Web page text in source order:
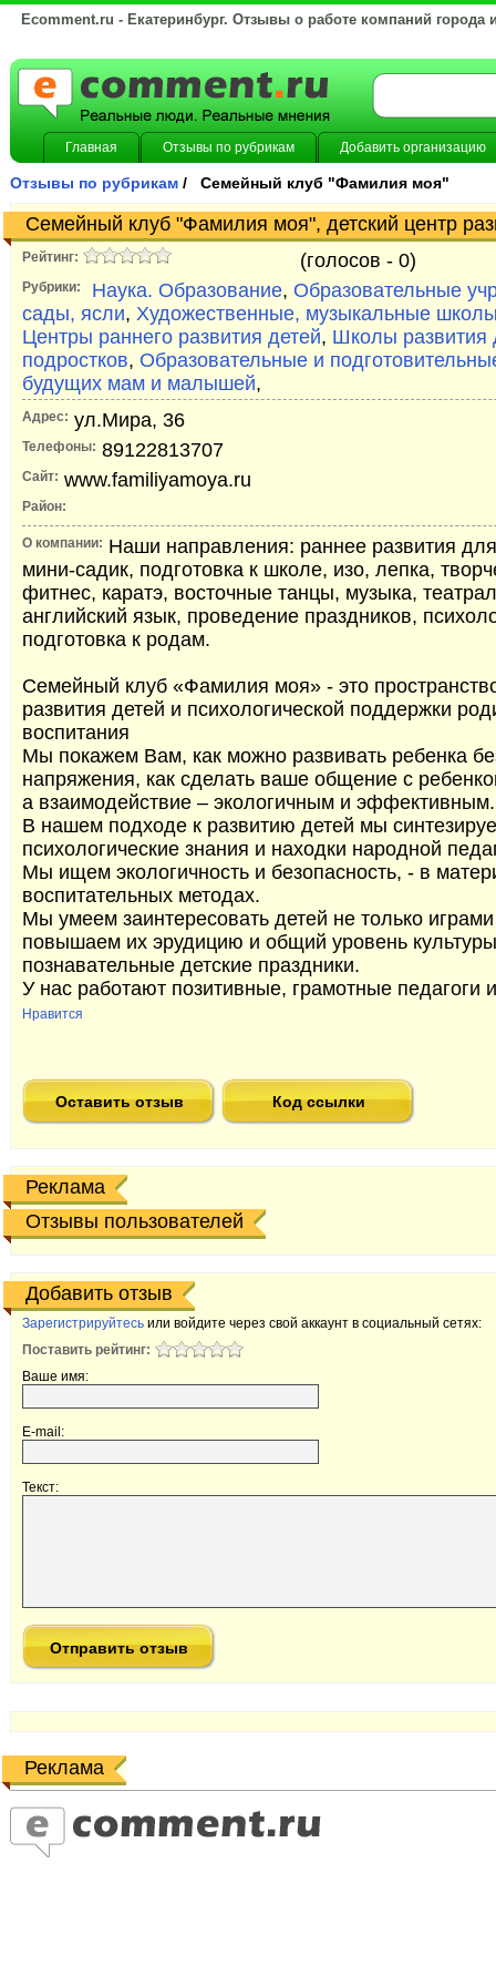
Ecomment.ru - Екатеринбург. Отзывы о работе компаний города
Главная Отзывы по рубрикам Добавить организацию
Отзывы по рубрикам / Семейный клуб "Фамилия моя"
Семейный клуб "Фамилия моя", детский центр
Рейтинг: (голосов - 0)
Рубрики: Наука. Образование, Образовательные
сады, ясли, Художественные, музыкальные
Центры раннего развития детей, Школы развития
подростков, Образовательные и
будущих мам и малышей,
Адрес: ул.Мира, 36
Телефоны: 89122813707
Сайт: www.familiyamoya.ru
Район:
О компании: Наши направления: раннее развития
мини-садик, подготовка к школе, изо, лепка,
фитнес, каратэ, восточные танцы, музыка,
английский язык, проведение праздников,
подготовка к родам.
Семейный клуб «Фамилия моя» - это
развития детей и психологической поддержки
воспитания
Мы покажем Вам, как можно развивать ребенка
напряжения, как сделать ваше общение с
а взаимодействие – экологичным и эффективным.
В нашем подходе к развитию детей мы
психологические знания и находки народной
Мы ищем экологичность и безопасность, - в
воспитательных методах.
Мы умеем заинтересовать детей не только
повышаем их эрудицию и общий уровень
познавательные детские праздники.
У нас работают позитивные, грамотные педагоги
Нравится
Оставить отзыв Код ссылки
Реклама
Отзывы пользователей
Добавить отзыв
Зарегистрируйтесь или войдите через свой аккаунт в социальный сетях:
Поставить рейтинг:
Ваше имя:
E-mail:
Текст:
Реклама